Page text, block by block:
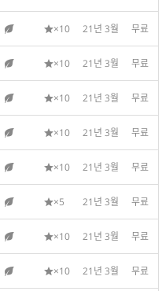
×10 21년 3월 무료
×10 21년 3월 무료
×10 21년 3월 무료
×10 21년 3월 무료
×10 21년 3월 무료
×5 21년 3월 무료
×10 21년 3월 무료
×10 21년 3월 무료